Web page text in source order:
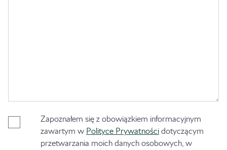
Zapoznałem się z obowiązkiem informacyjnym
zawartym w Polityce Prywatności dotyczącym
przetwarzania moich danych osobowych, w